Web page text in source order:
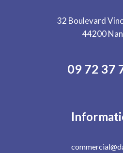
32 Boulevard
44200
09 72 37